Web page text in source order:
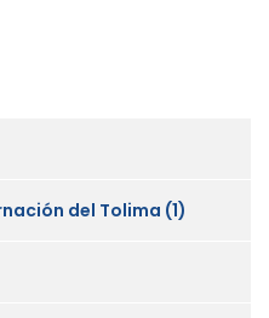
del Tolima (1)